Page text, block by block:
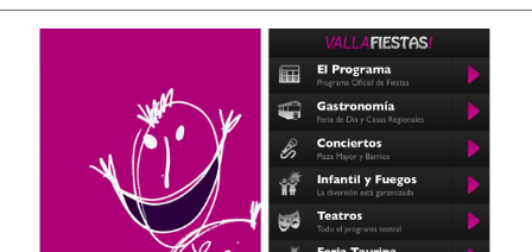
externa.externa.
la